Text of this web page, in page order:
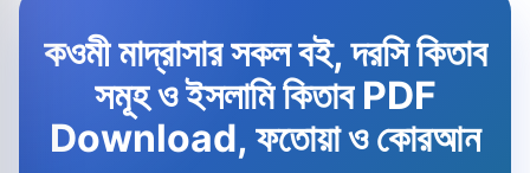
কওমী মাদ্রাসার সকল বই, দরসি কিতাব
সমূহ ও ইসলামি কিতাব PDF
Download, ফতোয়া ও কোরআন